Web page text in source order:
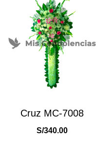
Cruz MC-7008
S/340.00